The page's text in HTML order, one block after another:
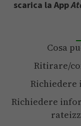
scarica la App
Cosa
Ritirare/
Richiedere